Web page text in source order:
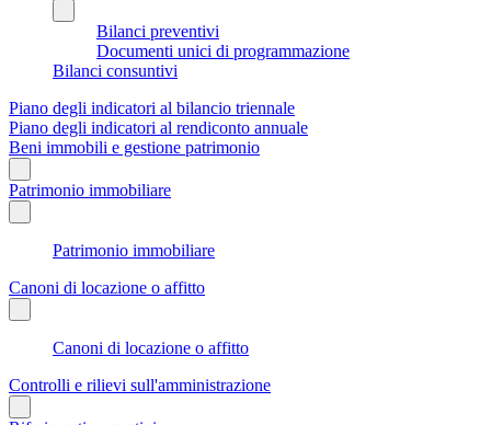
Bilanci preventivi
Documenti unici di programmazione
Bilanci consuntivi
Piano degli indicatori al bilancio triennale
Piano degli indicatori al rendiconto annuale
Beni immobili e gestione patrimonio
Patrimonio immobiliare
Patrimonio immobiliare
Canoni di locazione o affitto
Canoni di locazione o affitto
Controlli e rilievi sull'amministrazione